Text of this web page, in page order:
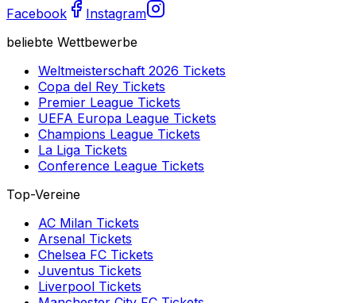
Facebook
Instagram
beliebte Wettbewerbe
Weltmeisterschaft 2026 Tickets
Copa del Rey Tickets
Premier League Tickets
UEFA Europa League Tickets
Champions League Tickets
La Liga Tickets
Conference League Tickets
Top-Vereine
AC Milan Tickets
Arsenal Tickets
Chelsea FC Tickets
Juventus Tickets
Liverpool Tickets